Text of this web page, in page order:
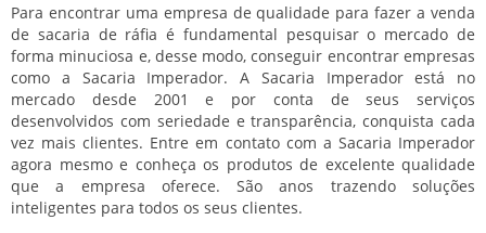
Para encontrar uma empresa de qualidade para fazer a venda
de sacaria de ráfia é fundamental pesquisar o mercado de
forma minuciosa e, desse modo, conseguir encontrar empresas
como a Sacaria Imperador. A Sacaria Imperador está no
mercado desde 2001 e por conta de seus serviços
desenvolvidos com seriedade e transparência, conquista cada
vez mais clientes. Entre em contato com a Sacaria Imperador
agora mesmo e conheça os produtos de excelente qualidade
que a empresa oferece. São anos trazendo soluções
inteligentes para todos os seus clientes.